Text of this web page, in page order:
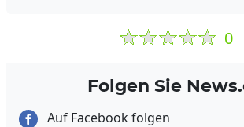
0
Folgen Sie
Auf Facebook folgen